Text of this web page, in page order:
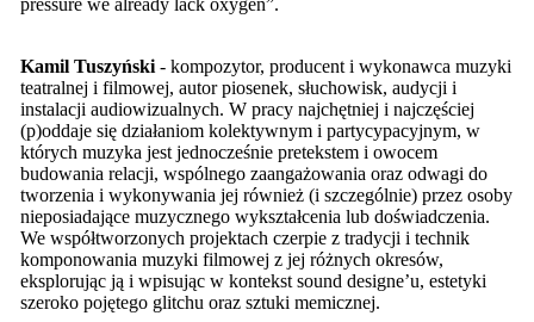
pressure we already lack oxygen”.
Kamil Tuszyński - kompozytor, producent i wykonawca muzyki
teatralnej i filmowej, autor piosenek, słuchowisk, audycji i
instalacji audiowizualnych. W pracy najchętniej i najczęściej
(p)oddaje się działaniom kolektywnym i partycypacyjnym, w
których muzyka jest jednocześnie pretekstem i owocem
budowania relacji, wspólnego zaangażowania oraz odwagi do
tworzenia i wykonywania jej również (i szczególnie) przez osoby
nieposiadające muzycznego wykształcenia lub doświadczenia.
We współtworzonych projektach czerpie z tradycji i technik
komponowania muzyki filmowej z jej różnych okresów,
eksplorując ją i wpisując w kontekst sound designe’u, estetyki
szeroko pojętego glitchu oraz sztuki memicznej.